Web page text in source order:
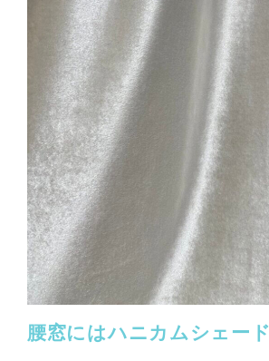
腰窓にはハニカムシェード